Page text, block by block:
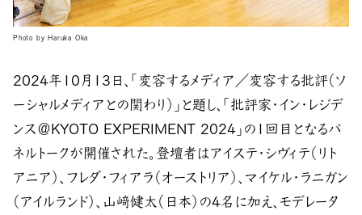
Photo by Haruka Oka
2024年10月13日、「変容するメディア／変容する批評（ソ
ーシャルメディアとの関わり）」と題し、「批評家・イン・レジデ
ンス＠KYOTO EXPERIMENT 2024」の1回目となるパ
ネルトークが開催された。登壇者はアイステ・シヴィテ（リト
アニア）、フレダ・フィアラ（オーストリア）、マイケル・ラニガン
（アイルランド）、山﨑健太（日本）の4名に加え、モデレータ